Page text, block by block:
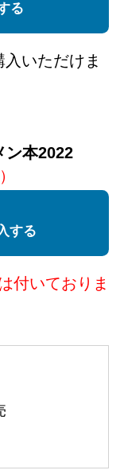
る
いただけま
ン本2022
する
付いておりま